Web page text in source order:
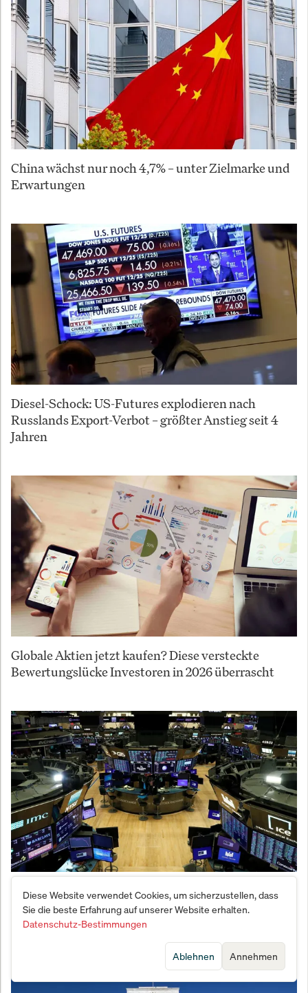
China wächst nur noch 4,7% – unter Zielmarke und
Erwartungen
Diesel-Schock: US-Futures explodieren nach
Russlands Export-Verbot – größter Anstieg seit 4
Jahren
Globale Aktien jetzt kaufen? Diese versteckte
Bewertungslücke Investoren in 2026 überrascht
Börse schlägt Pessimisten in die Flucht: Darum
gewinnt der Markt IMMER
Diese Website verwendet Cookies, um sicherzustellen, dass
Sie die beste Erfahrung auf unserer Website erhalten.
Datenschutz-Bestimmungen
Annehmen
Ablehnen